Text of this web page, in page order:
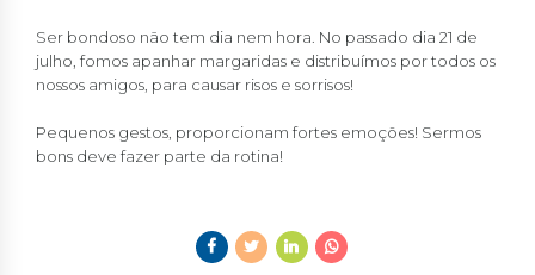
Ser bondoso não tem dia nem hora. No passado dia 21 de
julho, fomos apanhar margaridas e distribuímos por todos os
nossos amigos, para causar risos e sorrisos!
Pequenos gestos, proporcionam fortes emoções! Sermos
bons deve fazer parte da rotina!